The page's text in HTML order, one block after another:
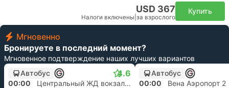
USD 367
Налоги включены за взрослого
Купить
Мгновенно
Бронируете в последний момент?
Мгновенное подтверждение наших лучших вариантов
Автобус
4.6
00:00 Центральный ЖД вокзал Южный выход, Вена
Автобус
00:00
Вена Аэропорт 2